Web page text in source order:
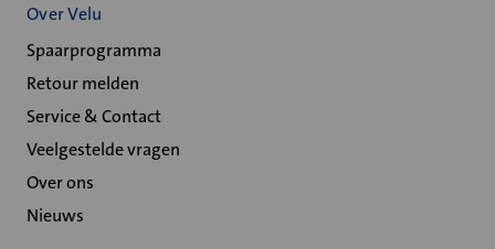
Over Velu
Spaarprogramma
Retour melden
Service & Contact
Veelgestelde vragen
Over ons
Nieuws